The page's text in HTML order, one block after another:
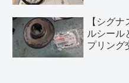
【シグ
ルシール
プリング